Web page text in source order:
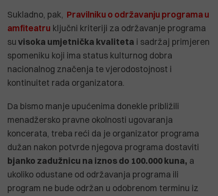
Sukladno, pak, Pravilniku o održavanju programa u
amfiteatru ključni kriteriji za održavanje programa
suvisoka umjetnička kvaliteta i sadržaj primjeren
spomeniku koji ima status kulturnog dobra
nacionalnog značenja te vjerodostojnost i
kontinuitet rada organizatora.
Da bismo manje upućenima donekle približili
menadžersko pravne okolnosti ugovaranja
koncerata, treba reći da je organizator programa
dužan nakon potvrde njegova programa dostaviti
bjanko zadužnicu na iznos do 100.000 kuna, a
ukoliko odustane od održavanja programa ili
program ne bude održan u odobrenom terminu iz